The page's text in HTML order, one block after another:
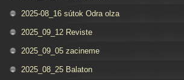
2025-08_16 sútok Odra olza
2025_09_12 Reviste
2025_09_05 zacineme
2025_08_25 Balaton